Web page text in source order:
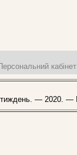
кабінет
тиждень. — 2020.